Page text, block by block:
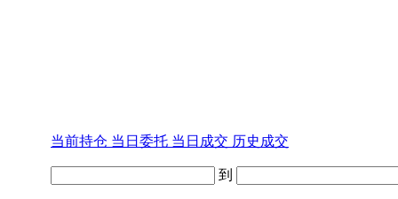
当前持仓 当日委托 当日成交 历史成交
到